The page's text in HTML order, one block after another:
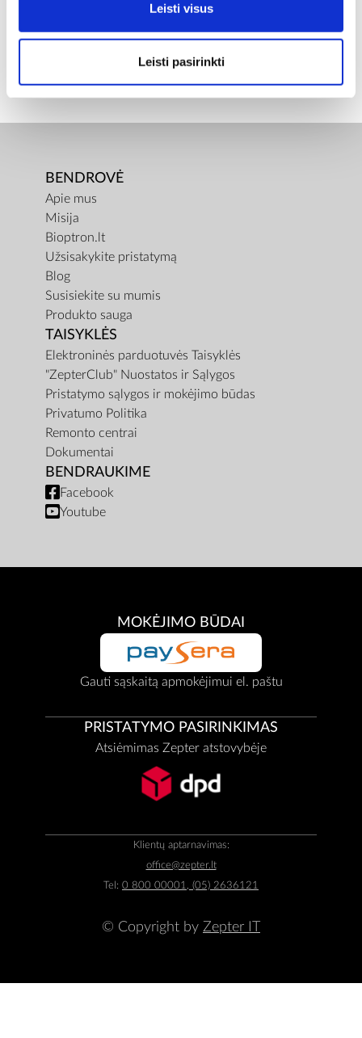
Leisti visus
Leisti pasirinkti
Prisijunkite ir pirkite
BENDROVĖ
Apie mus
Misija
Bioptron.lt
Užsisakykite pristatymą
Blog
Susisiekite su mumis
Produkto sauga
TAISYKLĖS
Elektroninės parduotuvės Taisyklės
"ZepterClub" Nuostatos ir Sąlygos
Pristatymo sąlygos ir mokėjimo būdas
Privatumo Politika
Remonto centrai
Dokumentai
BENDRAUKIME
Facebook
Youtube
MOKĖJIMO BŪDAI
Gauti sąskaitą apmokėjimui el. paštu
PRISTATYMO PASIRINKIMAS
Atsiėmimas Zepter atstovybėje
Klientų aptarnavimas:
office@zepter.lt
Tel: 0 800 00001, (05) 2636121
© Copyright by Zepter IT